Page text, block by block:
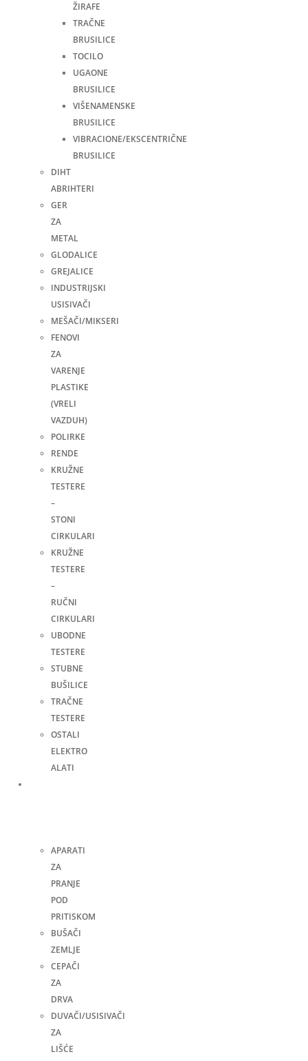
ŽIRAFE
TRAČNE
BRUSILICE
TOCILO
UGAONE
BRUSILICE
VIŠENAMENSKE
BRUSILICE
VIBRACIONE/EKSCENTRIČNE
BRUSILICE
DIHT
ABRIHTERI
GER
ZA
METAL
GLODALICE
GREJALICE
INDUSTRIJSKI
USISIVAČI
MEŠAČI/MIKSERI
FENOVI
ZA
VARENJE
PLASTIKE
(VRELI
VAZDUH)
POLIRKE
RENDE
KRUŽNE
TESTERE
–
STONI
CIRKULARI
KRUŽNE
TESTERE
–
RUČNI
CIRKULARI
UBODNE
TESTERE
STUBNE
BUŠILICE
TRAČNE
TESTERE
OSTALI
ELEKTRO
ALATI
APARATI
ZA
PRANJE
POD
PRITISKOM
BUŠAČI
ZEMLJE
CEPAČI
ZA
DRVA
DUVAČI/USISIVAČI
ZA
LIŠĆE